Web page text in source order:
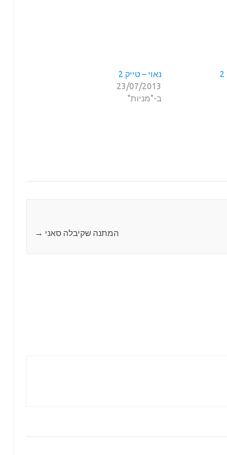
נאוי – טייק 2
23/07/2013
ב-"מניות"
המתנה שקיבלה סאני →